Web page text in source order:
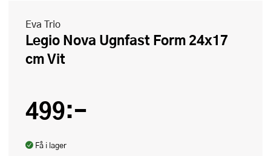
Eva Trio
Legio Nova Ugnfast Form 24x17
cm Vit
499:-
Få i lager